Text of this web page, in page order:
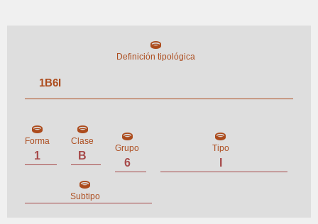
Definición tipológica
1B6I
Forma
1
Clase
B
Grupo
6
Tipo
Subtipo